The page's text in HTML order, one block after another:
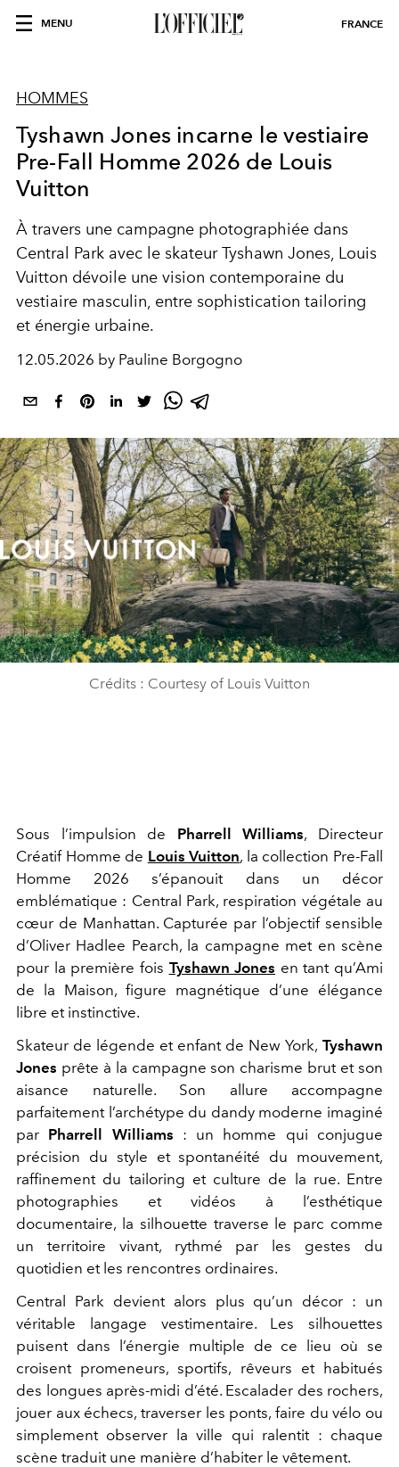
MENU FRANCE
HOMMES
Tyshawn Jones incarne le vestiaire
Pre-Fall Homme 2026 de Louis
Vuitton
À travers une campagne photographiée dans
Central Park avec le skateurTyshawn Jones, Louis
Vuitton dévoile une vision contemporaine du
vestiaire masculin, entre sophistication tailoring
et énergie urbaine.
12.05.2026 by Pauline Borgogno
Crédits : Courtesy of Louis Vuitton
Sous l’impulsion de Pharrell Williams, Directeur
Créatif Homme de Louis Vuitton, la collection Pre-Fall
Homme 2026 s’épanouit dans un décor
emblématique : Central Park, respiration végétale au
cœur de Manhattan. Capturée par l’objectif sensible
d’Oliver Hadlee Pearch, la campagne met en scène
pour la première fois Tyshawn Jones en tant qu’Ami
de la Maison, figure magnétique d’une élégance
libre et instinctive.
Skateur de légende et enfant de New York, Tyshawn
Jones prête à la campagne son charisme brut et son
aisance naturelle. Son allure accompagne
parfaitement l’archétype du dandy moderne imaginé
par Pharrell Williams : un homme qui conjugue
précision du style et spontanéité du mouvement,
raffinement du tailoring et culture de la rue. Entre
photographies et vidéos à l’esthétique
documentaire, la silhouette traverse le parc comme
un territoire vivant, rythmé par les gestes du
quotidien et les rencontres ordinaires.
Central Park devient alors plus qu’un décor : un
véritable langage vestimentaire. Les silhouettes
puisent dans l’énergie multiple de ce lieu où se
croisent promeneurs, sportifs, rêveurs et habitués
des longues après-midi d’été. Escalader des rochers,
jouer aux échecs, traverser les ponts, faire du vélo ou
simplement observer la ville qui ralentit : chaque
scène traduit une manière d’habiter le vêtement.